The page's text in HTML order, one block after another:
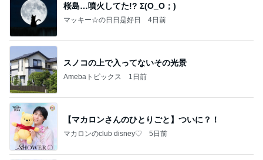
桜島…噴火してた!? Σ(O_O；)
マッキー☆の日日是好日 4日前
スノコの上で入ってないその光景
Amebaトピックス 1日前
【マカロンさんのひとりごと】ついに？！
マカロンのclub disney♡ 5日前